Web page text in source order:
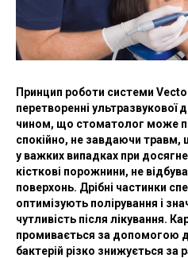
Принцип роботи системи
перетворенні ультразвукової
чином, що стоматолог може
спокійно, не завдаючи травм,
у важких випадках при
кісткові порожнини, не
поверхонь. Дрібні частинки
оптимізують полірування і
чутливість після лікування.
промивається за допомогою
бактерій різко знижується за